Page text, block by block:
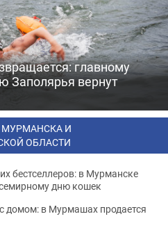
главному
Заполярья вернут
И
ОБЛАСТИ
бестселлеров: в Мурманске
дню кошек
домом: в Мурмашах продается